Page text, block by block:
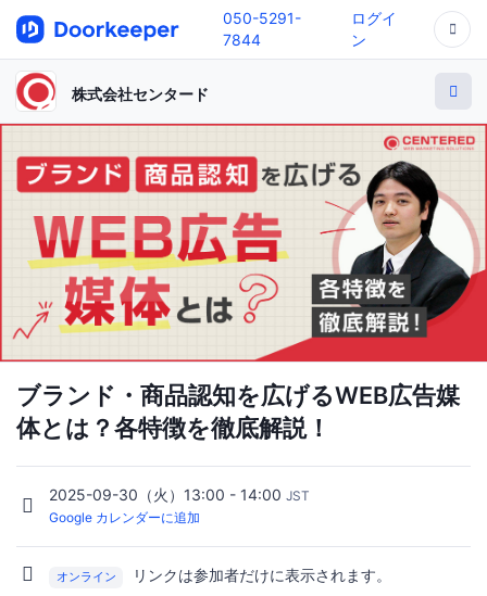
050-5291-
7844
ログイ
ン
株式会社センタード
ブランド・商品認知を広げるWEB広告媒
体とは？各特徴を徹底解説！
2025-09-30（火）13:00 - 14:00 JST
Google カレンダーに追加
オンライン リンクは参加者だけに表示されます。